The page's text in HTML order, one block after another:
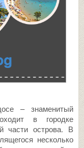
– знаменитый
в городке
части острова. В
несколько